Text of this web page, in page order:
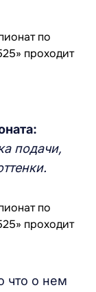
подачи,
что о нем